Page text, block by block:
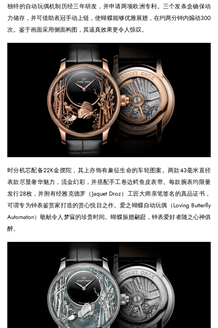
独特的自动玩偶机制历经三年研发，并申请两项欧洲专利。三个发条盒确保动
力储存，并可借助表冠手动上链，使蝴蝶能够优雅展翅，在约两分钟内煽动300
次。鉴于画面采用侧面构图，其逼真效果更令人惊叹。
时分机芯配备22K金摆陀，其上亦饰有象征生命的车轮图案。两款43毫米直径
表款尽显奢华魅力，流金幻彩，并搭配手工卷边鳄鱼皮表带。每款腕表均限量
发行28枚，并附有经雅克德罗（Jaquet Droz）工匠大师亲笔签名的真品证书，
可谓专为钟表鉴赏家打造的赏心悦目之作。爱之蝴蝶自动玩偶（Loving Butterfly
Automaton）敬献令人梦寐的珍贵时间。蝴蝶振翅翩跹，钟表爱好者随之心神俱
醉。